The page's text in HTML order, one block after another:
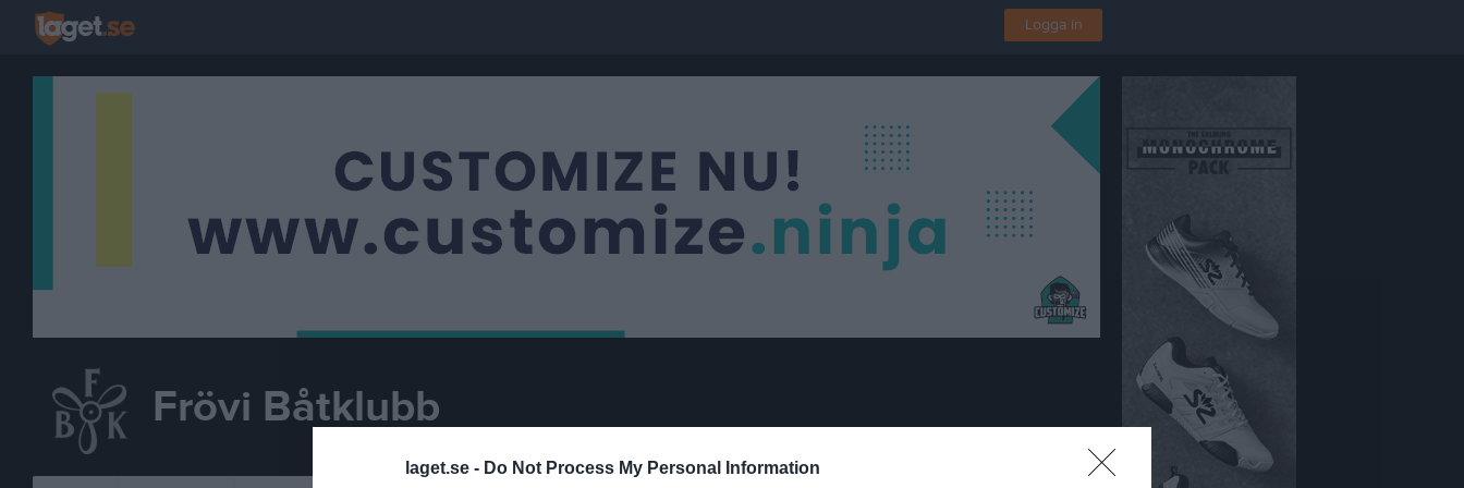
laget.se - Do Not Process My Personal Information
Logga in
Frövi Båtklubb